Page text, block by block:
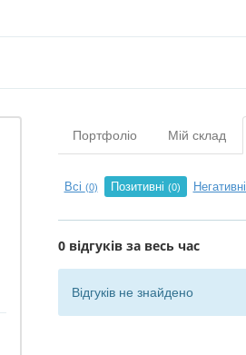
Портфоліо Мій склад
Всі (0) Позитивні (0) Негативні
0 відгуків за весь час
Відгуків не знайдено